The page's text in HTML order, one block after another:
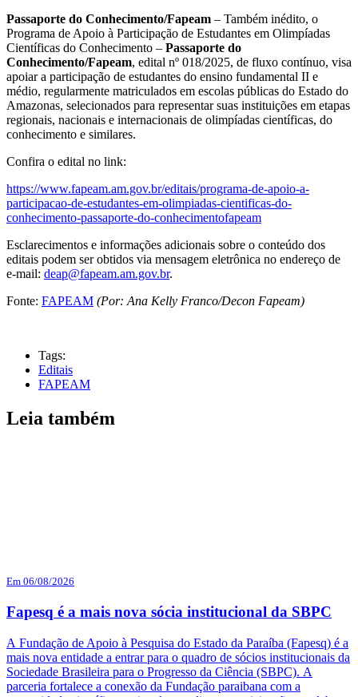
Passaporte do Conhecimento/Fapeam – Também inédito, o
Programa de Apoio à Participação de Estudantes em Olimpíadas
Científicas do Conhecimento – Passaporte do
Conhecimento/Fapeam, edital nº 018/2025, de fluxo contínuo, visa
apoiar a participação de estudantes do ensino fundamental II e
médio, regularmente matriculados em escolas públicas do Estado do
Amazonas, selecionados para representar suas instituições em etapas
regionais, nacionais e internacionais de olimpíadas científicas, do
conhecimento e similares.
Confira o edital no link:
https://www.fapeam.am.gov.br/editais/programa-de-apoio-a-
participacao-de-estudantes-em-olimpiadas-cientificas-do-
conhecimento-passaporte-do-conhecimentofapeam
Esclarecimentos e informações adicionais sobre o conteúdo dos
editais podem ser obtidos via mensagem eletrônica no endereço de
e-mail: deap@fapeam.am.gov.br.
Fonte: FAPEAM (Por: Ana Kelly Franco/Decon Fapeam)
Tags:
Editais
FAPEAM
Leia também
Em 06/08/2026
Fapesq é a mais nova sócia institucional da SBPC
A Fundação de Apoio à Pesquisa do Estado da Paraíba (Fapesq) é a
mais nova entidade a entrar para o quadro de sócios institucionais da
Sociedade Brasileira para o Progresso da Ciência (SBPC). A
parceria fortalece a conexão da Fundação paraibana com a